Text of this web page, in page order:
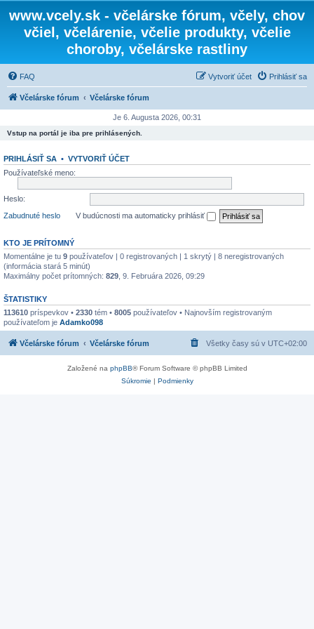
www.vcely.sk - včelárske fórum, včely, chov
včiel, včelárenie, včelie produkty, včelie
choroby, včelárske rastliny
FAQ Prihlásiť sa
Vytvoriť účet
Včelárske fórum Včelárske fórum
Je 6. Augusta 2026, 00:31
Vstup na portál je iba pre prihlásených.
PRIHLÁSIŤ SA • VYTVORIŤ ÚČET
Používateľské meno:
Heslo:
Zabudnuté heslo
V budúcnosti ma automaticky prihlásiť
KTO JE PRÍTOMNÝ
Momentálne je tu 9 používateľov | 0 registrovaných | 1 skrytý | 8 neregistrovaných
(informácia stará 5 minút)
Maximálny počet prítomných: 829 , 9. Februára 2026, 09:29
ŠTATISTIKY
113610 príspevkov • 2330 tém • 8005 používateľov • Najnovším registrovaným
používateľom je Adamko098
Včelárske fórum Včelárske fórum Všetky časy sú v UTC+02:00
Založené na phpBB® Forum Software © phpBB Limited
Súkromie | Podmienky